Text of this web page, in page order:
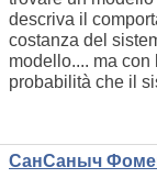
descriva il
costanza del
modello.... ma
probabilità che il
СанСаныч